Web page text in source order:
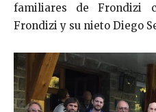
familiares de Frondizi
Frondizi y su nieto Diego